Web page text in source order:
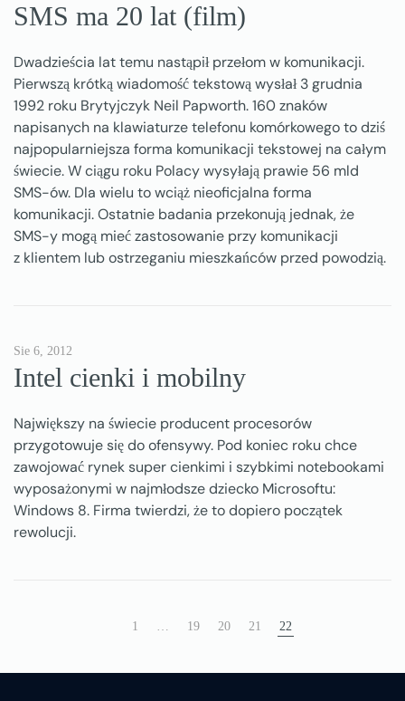
SMS ma 20 lat (film)
Dwadzieścia lat temu nastąpił przełom w komunikacji.
Pierwszą krótką wiadomość tekstową wysłał 3 grudnia
1992 roku Brytyjczyk Neil Papworth. 160 znaków
napisanych na klawiaturze telefonu komórkowego to dziś
najpopularniejsza forma komunikacji tekstowej na całym
świecie. W ciągu roku Polacy wysyłają prawie 56 mld
SMS-ów. Dla wielu to wciąż nieoficjalna forma
komunikacji. Ostatnie badania przekonują jednak, że
SMS-y mogą mieć zastosowanie przy komunikacji
z klientem lub ostrzeganiu mieszkańców przed powodzią.
Sie 6, 2012
Intel cienki i mobilny
Największy na świecie producent procesorów
przygotowuje się do ofensywy. Pod koniec roku chce
zawojować rynek super cienkimi i szybkimi notebookami
wyposażonymi w najmłodsze dziecko Microsoftu:
Windows 8. Firma twierdzi, że to dopiero początek
rewolucji.
1 … 19 20 21 22